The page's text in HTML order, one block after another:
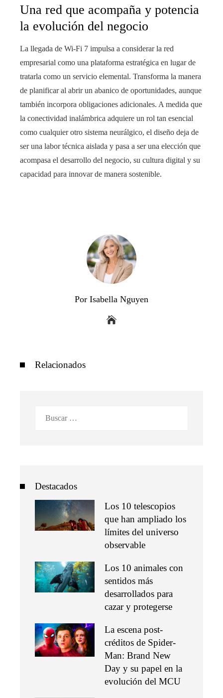
Una red que acompaña y potencia
la evolución del negocio
La llegada de Wi‑Fi 7 impulsa a considerar la red
empresarial como una plataforma estratégica en lugar de
tratarla como un servicio elemental. Transforma la manera
de planificar al abrir un abanico de oportunidades, aunque
también incorpora obligaciones adicionales. A medida que
la conectividad inalámbrica adquiere un rol tan esencial
como cualquier otro sistema neurálgico, el diseño deja de
ser una labor técnica aislada y pasa a ser una elección que
acompasa el desarrollo del negocio, su cultura digital y su
capacidad para innovar de manera sostenible.
Por Isabella Nguyen
Relacionados
Destacados
Los 10 telescopios
que han ampliado los
límites del universo
observable
Los 10 animales con
sentidos más
desarrollados para
cazar y protegerse
La escena post-
créditos de Spider-
Man: Brand New
Day y su papel en la
evolución del MCU